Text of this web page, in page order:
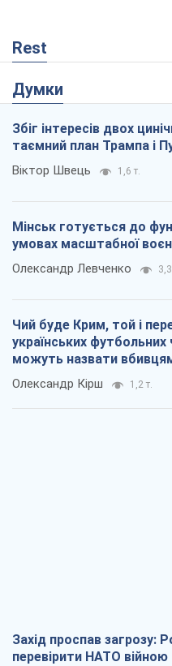
Rest
Думки
Збіг інтересів двох
таємний план Трампа і
Віктор Швець 1,6 т.
Мінськ готується до
умовах масштабної
Олександр Левченко
Чий буде Крим, той і
українських футбольних
можуть назвати
Олександр Кірш 1,2 т.
Захід проспав загрозу:
перевірити НАТО війною